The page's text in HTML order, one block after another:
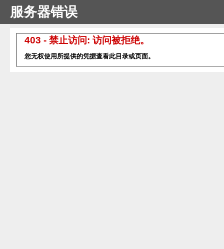
服务器错误
403 - 禁止访问: 访问被拒绝。
您无权使用所提供的凭据查看此目录或页面。